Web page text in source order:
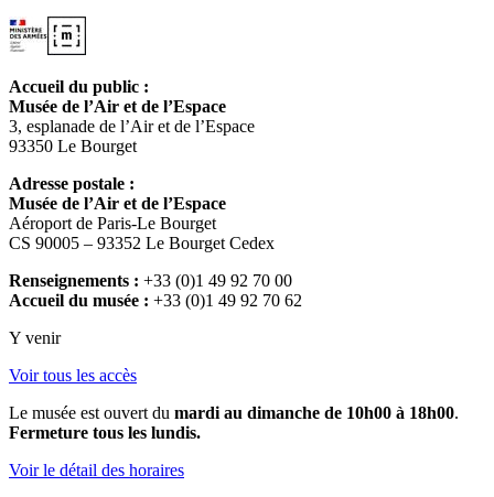
Accueil du public :
Musée de l’Air et de l’Espace
3, esplanade de l’Air et de l’Espace
93350 Le Bourget
Adresse postale :
Musée de l’Air et de l’Espace
Aéroport de Paris-Le Bourget
CS 90005 – 93352 Le Bourget Cedex
Renseignements : +33 (0)1 49 92 70 00
Accueil du musée : +33 (0)1 49 92 70 62
Y venir
Voir tous les accès
Le musée est ouvert du mardi au dimanche de 10h00 à 18h00.
Fermeture tous les lundis.
Voir le détail des horaires